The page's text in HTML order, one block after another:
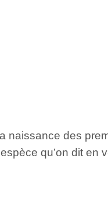
naissance des
qu’on dit en